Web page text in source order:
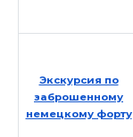
Экскурсия по
заброшенному
немецкому форту